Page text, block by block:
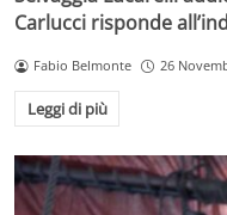
Carlucci risponde
Fabio Belmonte 26
Leggi di più